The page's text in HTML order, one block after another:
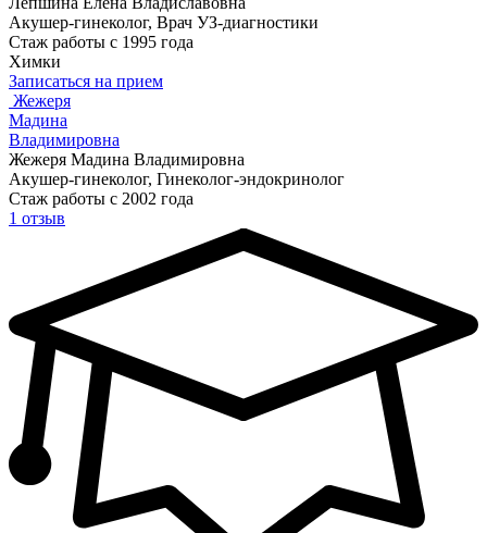
Акушер-гинеколог, Врач УЗ-диагностики
Стаж работы с 1995 года
Химки
Записаться на прием
Жежеря
Мадина
Владимировна
Жежеря Мадина Владимировна
Акушер-гинеколог, Гинеколог-эндокринолог
Стаж работы с 2002 года
1 отзыв